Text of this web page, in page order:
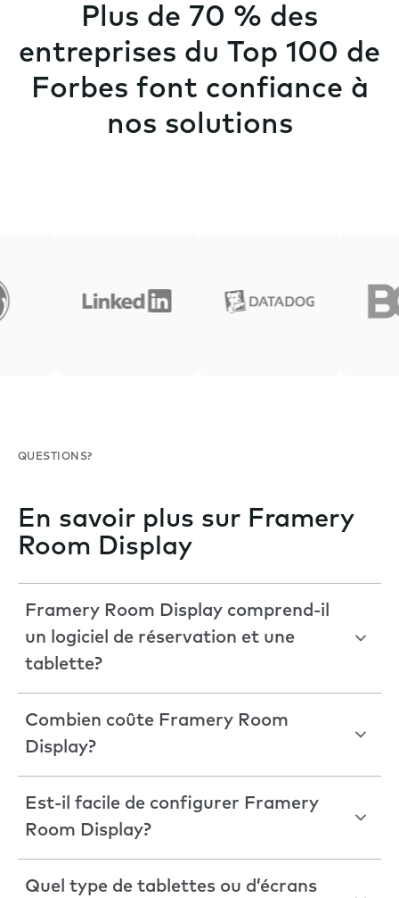
Plus de 70 % des
entreprises du Top 100 de
Forbes font confiance à
nos solutions
QUESTIONS?
En savoir plus sur Framery
Room Display
Framery Room Display comprend-il
un logiciel de réservation et une
tablette?
Combien coûte Framery Room
Display?
Est-il facile de configurer Framery
Room Display?
Quel type de tablettes ou d’écrans